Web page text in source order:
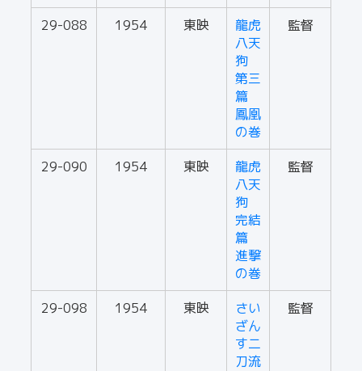
29-088 1954 東映
龍虎
八天
狗
第三
篇
鳳凰
の巻
監督
29-090 1954 東映
龍虎
八天
狗
完結
篇
進撃
の巻
監督
29-098 1954 東映
さい
ざん
す二
刀流
監督